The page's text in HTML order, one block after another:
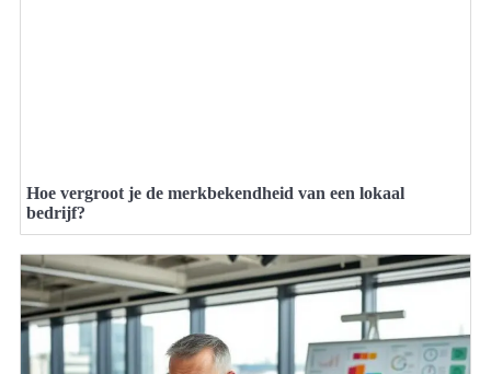
Hoe vergroot je de merkbekendheid van een lokaal
bedrijf?